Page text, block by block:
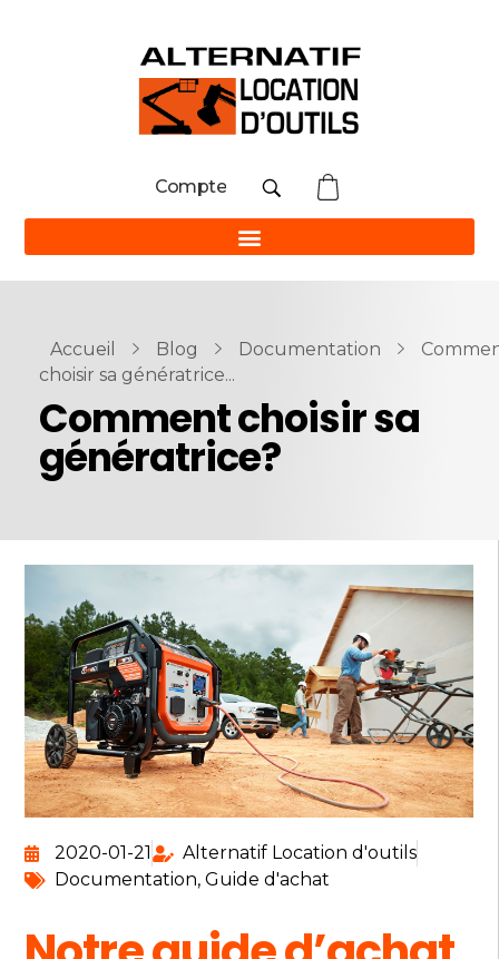
Compte
Accueil Blog Documentation
choisir sa génératrice...
Comment choisir sa
génératrice?
2020-01-21
Alternatif Location d'outils
Documentation,Guide d'achat